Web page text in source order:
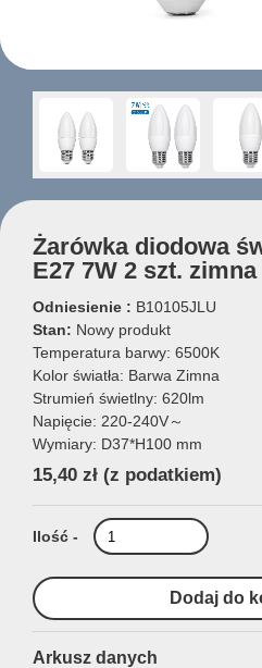
Żarówka diodowa
E27 7W 2 szt. zimna
Odniesienie : B10105JLU
Stan: Nowy produkt
Temperatura barwy: 6500K
Kolor światła: Barwa Zimna
Strumień świetlny: 620lm
Napięcie: 220-240V～
Wymiary: D37*H100 mm
15,40 zł (z podatkiem)
Ilość -
Arkusz danych